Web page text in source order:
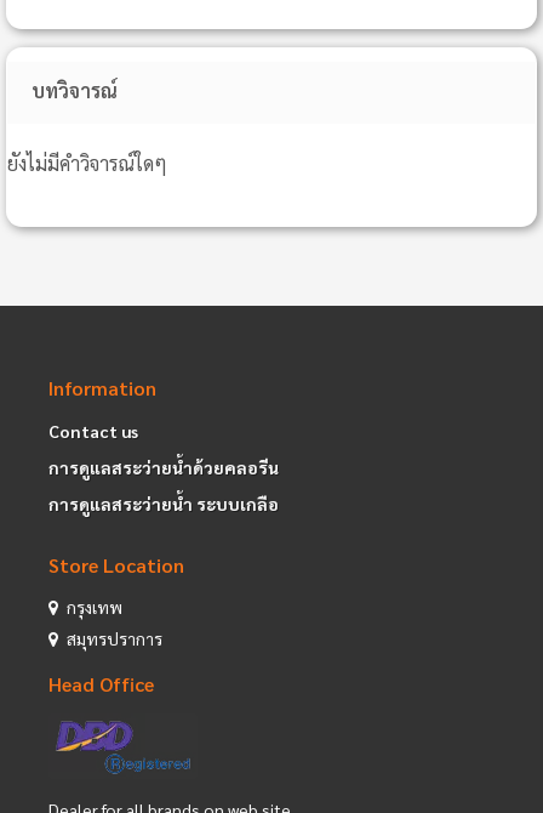
บทวิจารณ์
ยังไม่มีคำวิจารณ์ใดๆ
Information
Contact us
การดูแลสระว่ายน้ำด้วยคลอรีน
การดูแลสระว่ายน้ำ ระบบเกลือ
Store Location
กรุงเทพ
สมุทรปราการ
Head Office